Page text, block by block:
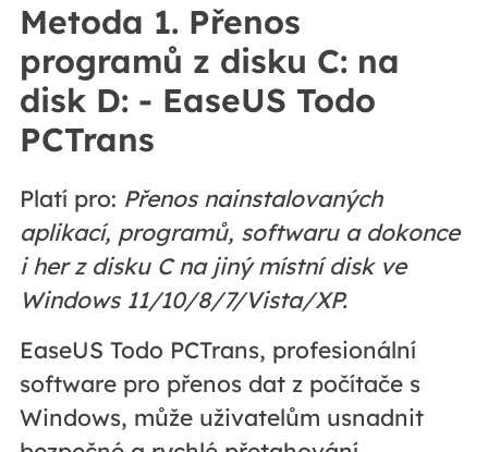
Metoda 1. Přenos
programů z disku C: na
disk D: - EaseUS Todo
PCTrans
Platí pro: Přenos nainstalovaných
aplikací, programů, softwaru a dokonce
i her z disku C na jiný místní disk ve
Windows 11/10/8/7/Vista/XP.
EaseUS Todo PCTrans, profesionální
software pro přenos dat z počítače s
Windows, může uživatelům usnadnit